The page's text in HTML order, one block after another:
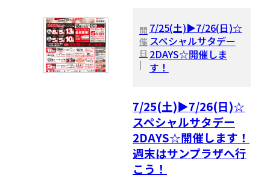
開
催
日
|
7/25(土)▶7/26(日)☆
スペシャルサタデー
2DAYS☆開催しま
す！
7/25(土)▶7/26(日)☆
スペシャルサタデー
2DAYS☆開催します！
週末はサンプラザへ行
こう！